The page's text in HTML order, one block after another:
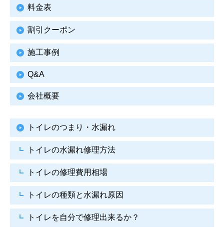
料金表
割引クーポン
施工事例
Q&A
会社概要
トイレのつまり・水漏れ
トイレの水漏れ修理方法
トイレの修理費用相場
トイレの種類と水漏れ原因
トイレを自分で修理出来るか？